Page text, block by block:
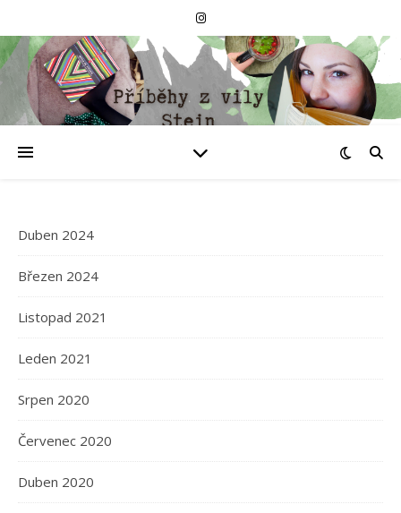
Duben 2024
Březen 2024
Listopad 2021
Leden 2021
Srpen 2020
Červenec 2020
Duben 2020